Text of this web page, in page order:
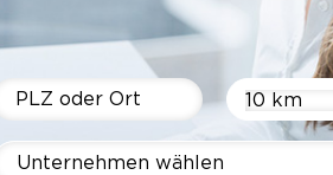
10 km
Unternehmen wählen